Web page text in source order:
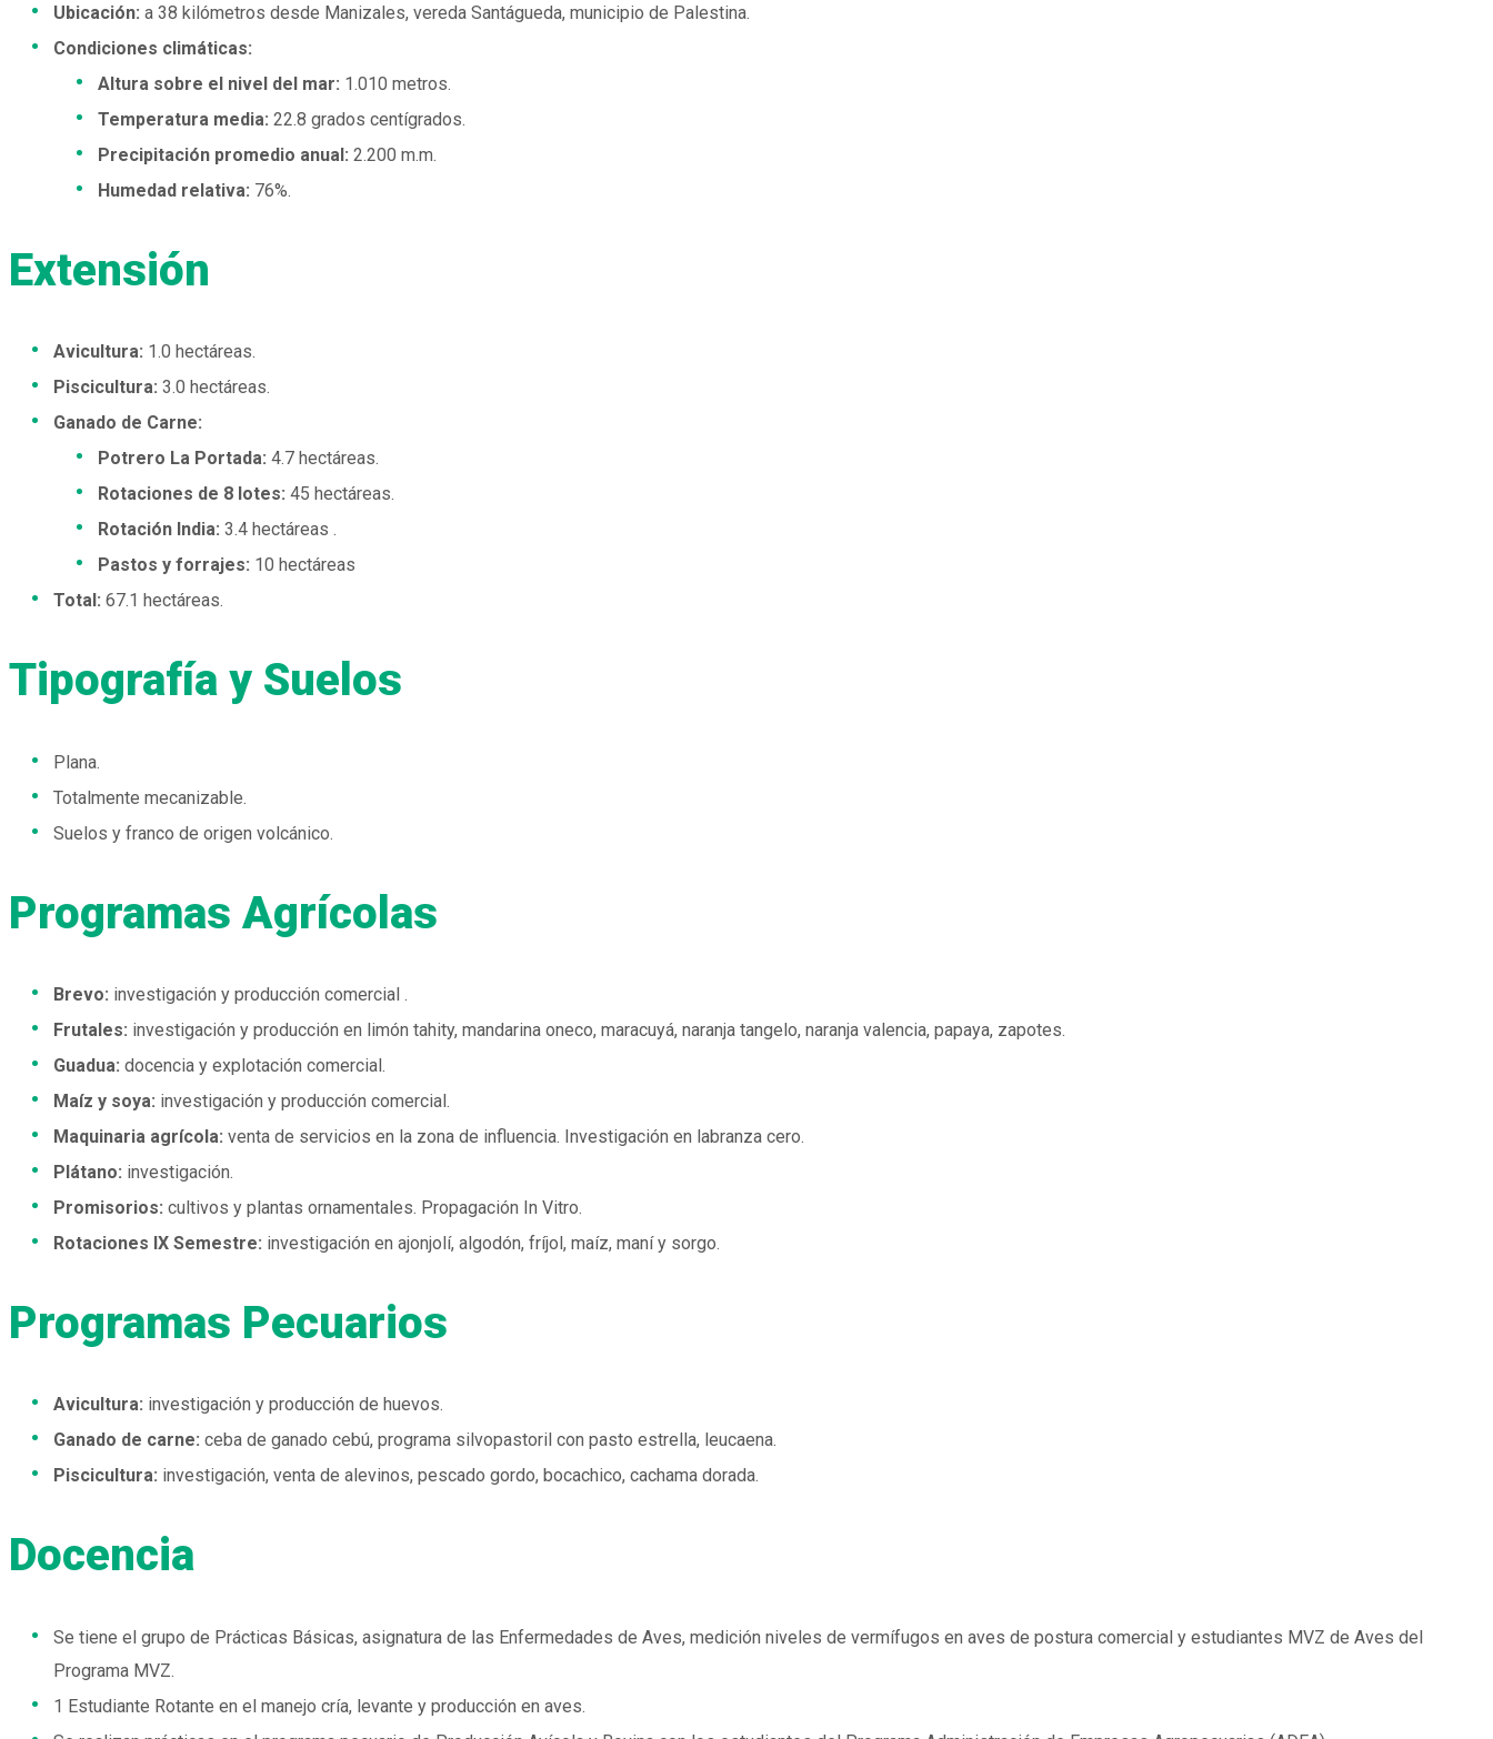
Ubicación: a 38 kilómetros desde Manizales, vereda Santágueda, municipio de Palestina.
Condiciones climáticas:
Altura sobre el nivel del mar: 1.010 metros.
Temperatura media: 22.8 grados centígrados.
Precipitación promedio anual: 2.200 m.m.
Humedad relativa: 76%.
Extensión
Avicultura: 1.0 hectáreas.
Piscicultura: 3.0 hectáreas.
Ganado de Carne:
Potrero La Portada: 4.7 hectáreas.
Rotaciones de 8 lotes: 45 hectáreas.
Rotación India: 3.4 hectáreas .
Pastos y forrajes: 10 hectáreas
Total: 67.1 hectáreas.
Tipografía y Suelos
Plana.
Totalmente mecanizable.
Suelos y franco de origen volcánico.
Programas Agrícolas
Brevo: investigación y producción comercial .
Frutales: investigación y producción en limón tahity, mandarina oneco, maracuyá, naranja tangelo, naranja valencia, papaya, zapotes.
Guadua: docencia y explotación comercial.
Maíz y soya: investigación y producción comercial.
Maquinaria agrícola: venta de servicios en la zona de influencia. Investigación en labranza cero.
Plátano: investigación.
Promisorios: cultivos y plantas ornamentales. Propagación In Vitro.
Rotaciones IX Semestre: investigación en ajonjolí, algodón, fríjol, maíz, maní y sorgo.
Programas Pecuarios
Avicultura: investigación y producción de huevos.
Ganado de carne: ceba de ganado cebú, programa silvopastoril con pasto estrella, leucaena.
Piscicultura: investigación, venta de alevinos, pescado gordo, bocachico, cachama dorada.
Docencia
Se tiene el grupo de Prácticas Básicas, asignatura de las Enfermedades de Aves, medición niveles de vermífugos en aves de postura comercial y estudiantes MVZ de Aves del
Programa MVZ.
1 Estudiante Rotante en el manejo cría, levante y producción en aves.